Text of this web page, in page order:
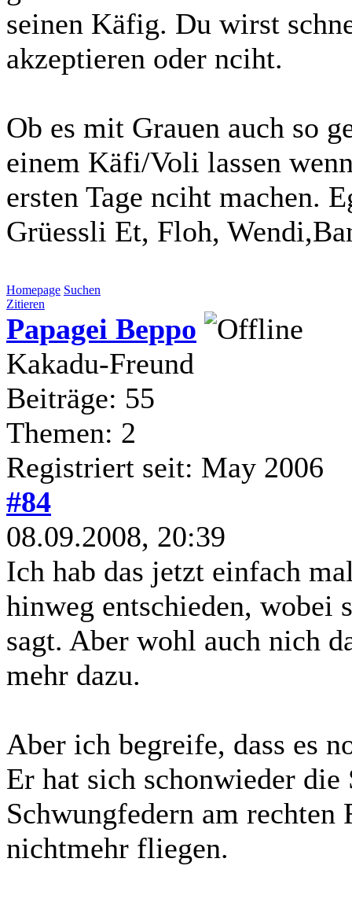
seinen Käfig. Du wirst
akzeptieren oder nciht.
Ob es mit Grauen auch so
einem Käfi/Voli lassen
ersten Tage nciht machen.
Grüessli Et, Floh,
Homepage Suchen
Zitieren
Papagei Beppo
Kakadu-Freund
Beiträge: 55
Themen: 2
Registriert seit: May 2006
#84
08.09.2008, 20:39
Ich hab das jetzt einfach
hinweg entschieden, wobei
sagt. Aber wohl auch nich
mehr dazu.
Aber ich begreife, dass es
Er hat sich schonwieder
Schwungfedern am
nichtmehr fliegen.